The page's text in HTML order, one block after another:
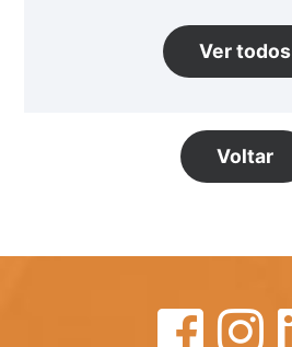
Ver todos
Voltar